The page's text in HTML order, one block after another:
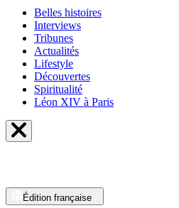
Belles histoires
Interviews
Tribunes
Actualités
Lifestyle
Découvertes
Spiritualité
Léon XIV à Paris
Édition française